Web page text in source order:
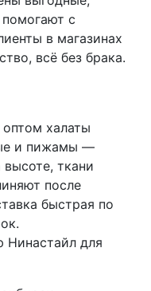
с
в магазинах
всё без брака.
халаты
и пижамы —
высоте, ткани
после
быстрая по
Нинастайл для